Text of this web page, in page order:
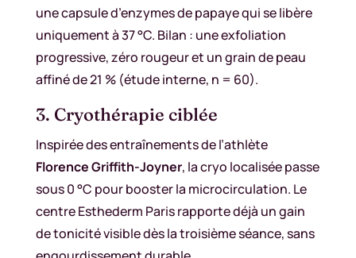
une capsule d’enzymes de papaye qui se libère
uniquement à 37 °C. Bilan : une exfoliation
progressive, zéro rougeur et un grain de peau
affiné de 21 % (étude interne, n = 60).
3. Cryothérapie ciblée
Inspirée des entraînements de l’athlète
Florence Griffith-Joyner, la cryo localisée passe
sous 0 °C pour booster la microcirculation. Le
centre Esthederm Paris rapporte déjà un gain
de tonicité visible dès la troisième séance, sans